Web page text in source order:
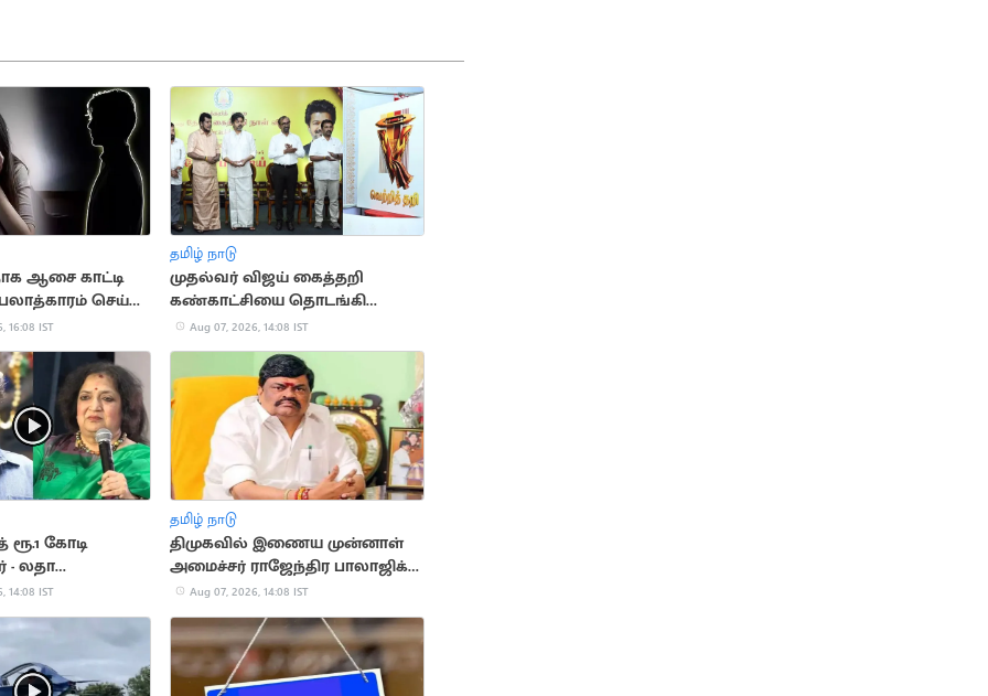
ஆசை காட்டி
செய்த
16:08 IST
தமிழ் நாடு
முதல்வர் விஜய் கைத்தறி
கண்காட்சியை தொடங்கி
வைத்தார்
Aug 07, 2026, 14:08 IST
ரூ.1 கோடி
- லதா
14:08 IST
தமிழ் நாடு
திமுகவில் இணைய முன்னாள்
அமைச்சர் ராஜேந்திர பாலாஜிக்கு
நெருக்கடி?
Aug 07, 2026, 14:08 IST